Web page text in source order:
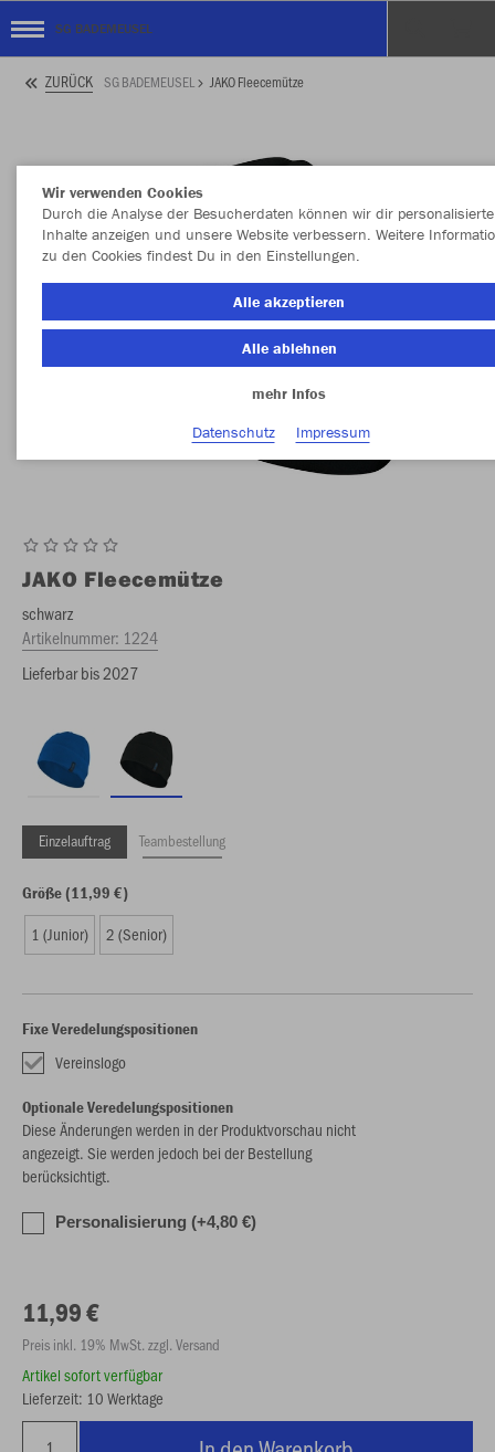
SG BADEMEUSEL
ZURÜCK SG BADEMEUSEL JAKO Fleecemütze
JAKO Fleecemütze
schwarz
Artikelnummer: 1224
Lieferbar bis 2027
Einzelauftrag Teambestellung
Größe (11,99 €)
1 (Junior) 2 (Senior)
Fixe Veredelungspositionen
Vereinslogo
Optionale Veredelungspositionen
Diese Änderungen werden in der Produktvorschau nicht
angezeigt. Sie werden jedoch bei der Bestellung
berücksichtigt.
Personalisierung (+4,80 €)
11,99 €
Preis inkl. 19% MwSt. zzgl. Versand
Artikel sofort verfügbar
Lieferzeit: 10 Werktage
Wir verwenden Cookies
Durch die Analyse der Besucherdaten können wir dir personalisierte
Inhalte anzeigen und unsere Website verbessern. Weitere
zu den Cookies findest Du in den Einstellungen.
Alle akzeptieren
Alle ablehnen
mehr Infos
Datenschutz
Impressum